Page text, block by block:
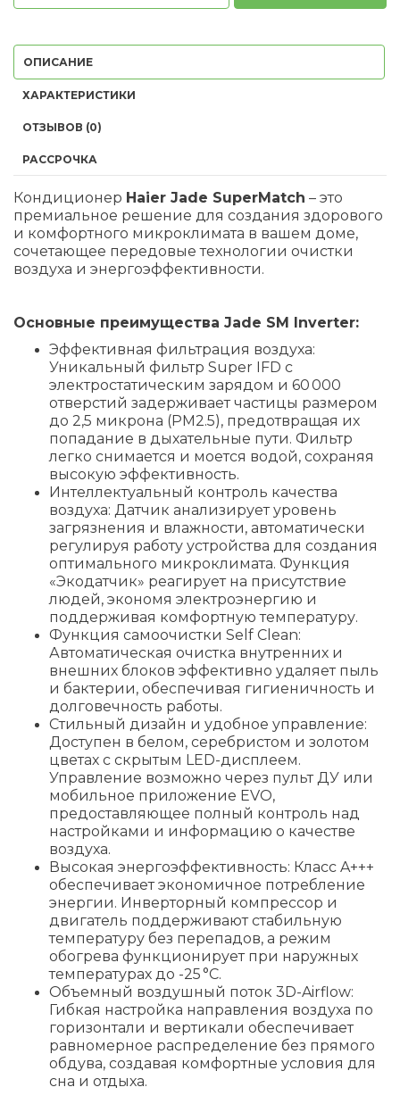
ОПИСАНИЕ
ХАРАКТЕРИСТИКИ
ОТЗЫВОВ (0)
РАССРОЧКА
Кондиционер Haier Jade SuperMatch – это
премиальное решение для создания здорового
и комфортного микроклимата в вашем доме,
сочетающее передовые технологии очистки
воздуха и энергоэффективности.
Основные преимущества Jade SM Inverter:
Эффективная фильтрация воздуха:
Уникальный фильтр Super IFD с
электростатическим зарядом и 60 000
отверстий задерживает частицы размером
до 2,5 микрона (PM2.5), предотвращая их
попадание в дыхательные пути. Фильтр
легко снимается и моется водой, сохраняя
высокую эффективность.
Интеллектуальный контроль качества
воздуха: Датчик анализирует уровень
загрязнения и влажности, автоматически
регулируя работу устройства для создания
оптимального микроклимата. Функция
«Экодатчик» реагирует на присутствие
людей, экономя электроэнергию и
поддерживая комфортную температуру.
Функция самоочистки Self Clean:
Автоматическая очистка внутренних и
внешних блоков эффективно удаляет пыль
и бактерии, обеспечивая гигиеничность и
долговечность работы.
Стильный дизайн и удобное управление:
Доступен в белом, серебристом и золотом
цветах с скрытым LED-дисплеем.
Управление возможно через пульт ДУ или
мобильное приложение EVO,
предоставляющее полный контроль над
настройками и информацию о качестве
воздуха.
Высокая энергоэффективность: Класс A+++
обеспечивает экономичное потребление
энергии. Инверторный компрессор и
двигатель поддерживают стабильную
температуру без перепадов, а режим
обогрева функционирует при наружных
температурах до -25 °C.
Объемный воздушный поток 3D-Airflow:
Гибкая настройка направления воздуха по
горизонтали и вертикали обеспечивает
равномерное распределение без прямого
обдува, создавая комфортные условия для
сна и отдыха.